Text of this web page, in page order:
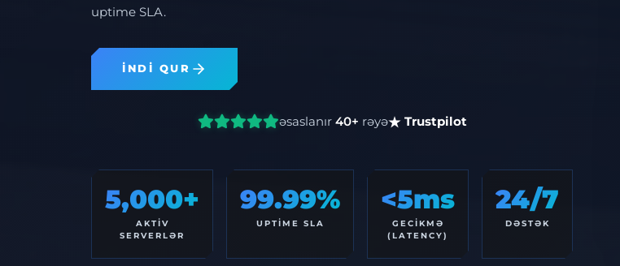
uptime SLA.
İNDİ QUR
əsaslanır 40+ rəyə Trustpilot
5,000+
AKTIV
SERVERLƏR
99.99%
UPTIME SLA
<5ms
GECIKMƏ
(LATENCY)
24/7
DƏSTƏK